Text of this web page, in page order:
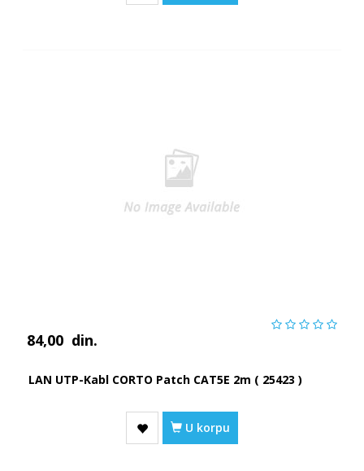
84,00 din.
LAN UTP-Kabl CORTO Patch CAT5E 2m ( 25423 )
U korpu